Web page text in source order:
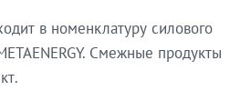
в номенклатуру силового
Смежные продукты